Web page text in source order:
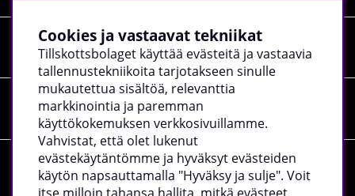
Tiedot
Sosiaalinen media
Yrityksen tiedot
Cookies ja vastaavat tekniikat
Tillskottsbolaget käyttää evästeitä ja vastaavia
tallennustekniikoita tarjotakseen sinulle
mukautettua sisältöä, relevanttia
markkinointia ja paremman
käyttökokemuksen verkkosivuillamme.
Vahvistat, että olet lukenut
evästekäytäntömme ja hyväksyt evästeiden
käytön napsauttamalla "Hyväksy ja sulje". Voit